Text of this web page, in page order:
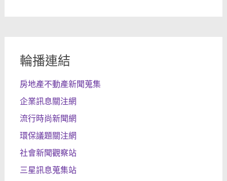
輪播連結
房地產不動產新聞蒐集
企業訊息關注網
流行時尚新聞網
環保議題關注網
社會新聞觀察站
三星訊息蒐集站